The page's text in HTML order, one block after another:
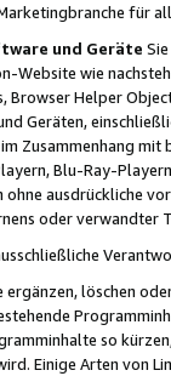
für
und Geräte
Website wie
Helper
Geräten,
Zusammenhang
Blu-Ray-
ohne ausdrückliche
oder
löschen
so
Einige Arten von